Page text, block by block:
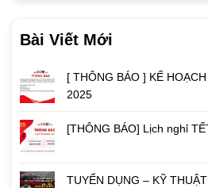
Bài Viết Mới
[ THÔNG BÁO ] KẾ
2025
[THÔNG BÁO] Lịch nghỉ
TUYỂN DỤNG – KỸ